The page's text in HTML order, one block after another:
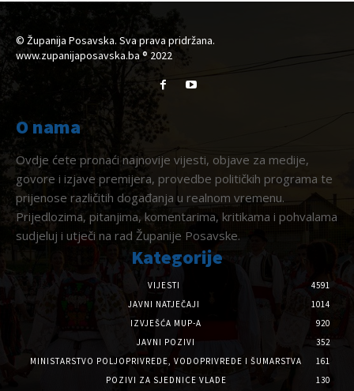
© Županija Posavska. Sva prava pridržana.
www.zupanijaposavska.ba ® 2022
O nama
Ovdje ćete pronaći najnovije vijesti, objave za medije,
govore i izjave premijera, provedbe političkih programa te
prijenose različitih događanja u realnom vremenu.
Prijedlozima, pitanjima, komentarima, kritikama i pohvalama
sudjeluj i utječi na rad Županije Posavske.
Kategorije
VIJESTI
4591
JAVNI NATJEČAJI
1014
IZVJEŠĆA MUP-A
920
JAVNI POZIVI
352
MINISTARSTVO POLJOPRIVREDE, VODOPRIVREDE I ŠUMARSTVA
161
POZIVI ZA SJEDNICE VLADE
130